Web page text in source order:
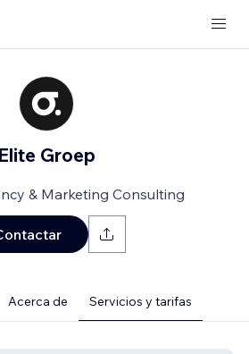
Elite Groep
& Marketing Consulting
Acerca de Servicios y tarifas